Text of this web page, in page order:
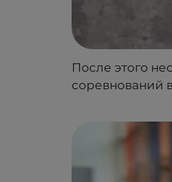
После этого
соревнований